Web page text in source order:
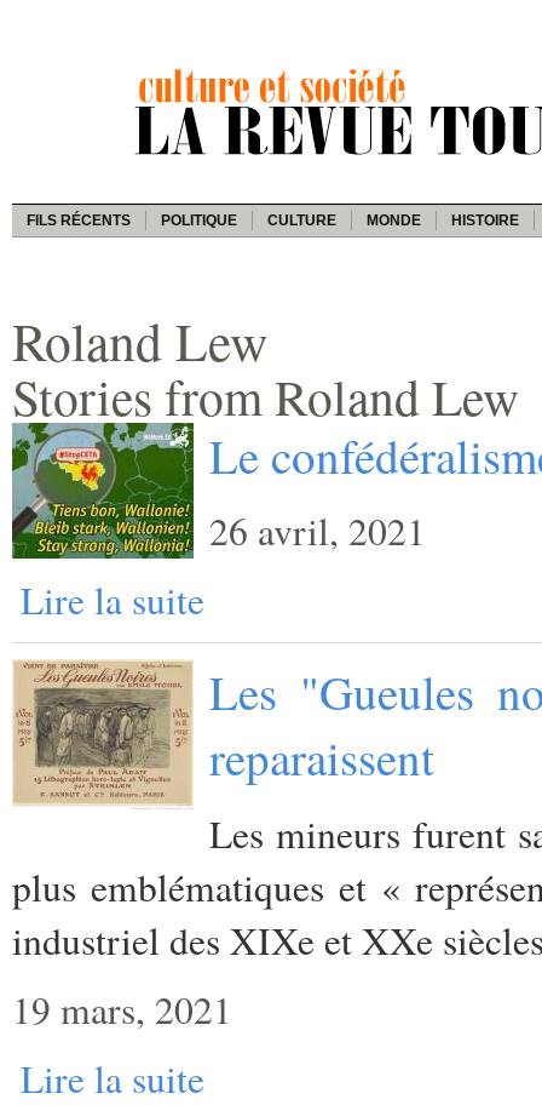
FILS RÉCENTS POLITIQUE CULTURE MONDE HISTOIRE
Roland Lew
Stories from Roland Lew
Le
26 avril, 2021
Lire la suite
Les "Gueules
reparaissent
Les mineurs furent
plus emblématiques et «
industriel des XIXe et XXe
19 mars, 2021
Lire la suite